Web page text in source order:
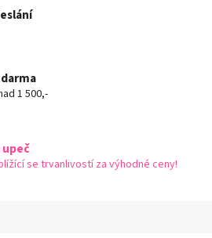
1 500,-
upeč
se trvanlivostí za výhodné ceny!